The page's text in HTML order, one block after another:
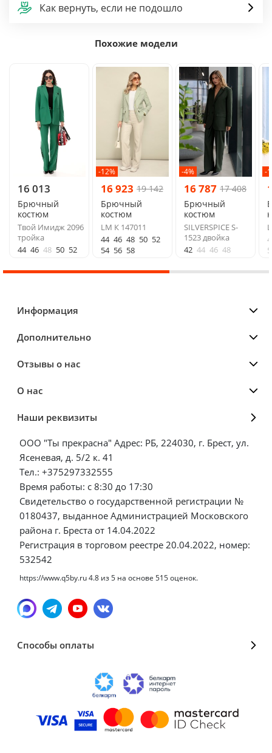
Как вернуть, если не подошло
Похожие модели
16 013
Брючный
костюм
Твой Имидж 2096
тройка
44 46 48 50 52
-12%
16 923 19 142
Брючный
костюм
LM К 147011
44 46 48 50 52
54 56 58
-4%
16 787 17 408
Брючный
костюм
SILVERSPICE S-
1523 двойка
42 44 46 48
-
Информация
Дополнительно
Отзывы о нас
О нас
Наши реквизиты
ООО "Ты прекрасна" Адрес: РБ, 224030, г. Брест, ул.
Ясеневая, д. 5/2 к. 41
Тел.: +375297332555
Время работы: с 8:30 до 17:30
Свидетельство о государственной регистрации №
0180437, выданное Администрацией Московского
района г. Бреста от 14.04.2022
Регистрация в торговом реестре 20.04.2022, номер:
532542
https://www.q5by.ru4.8 из5 на основе 515оценок.
Способы оплаты